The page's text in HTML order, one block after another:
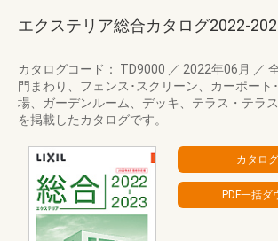
エクステリア総合カタログ2022-
カタログコード： TD9000 ／ 2022年06月 ／
門まわり、フェンス･スクリーン、カーポート
場、ガーデンルーム、デッキ、テラス・テラ
を掲載したカタログです。